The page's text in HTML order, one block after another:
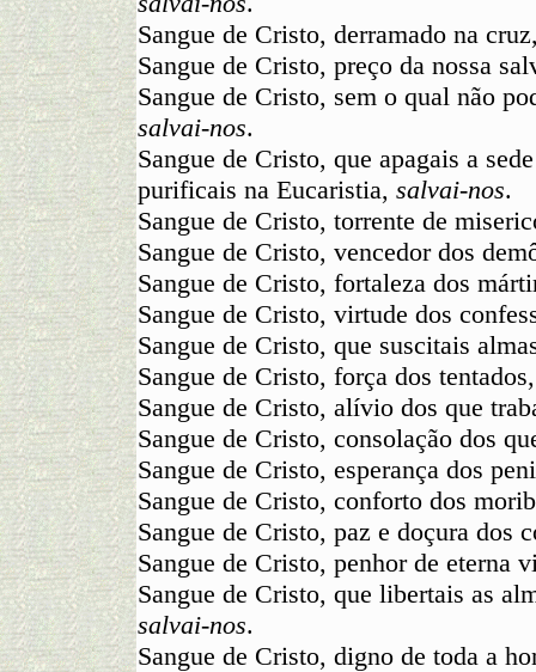
Sangue de Cristo, derramado na
Sangue de Cristo, preço da nossa
Sangue de Cristo, sem o qual não
salvai-nos.
Sangue de Cristo, que apagais a
purificais na Eucaristia, salvai-nos.
Sangue de Cristo, torrente de
Sangue de Cristo, vencedor dos
Sangue de Cristo, fortaleza dos
Sangue de Cristo, virtude dos
Sangue de Cristo, que suscitais
Sangue de Cristo, força dos
Sangue de Cristo, alívio dos que
Sangue de Cristo, consolação dos
Sangue de Cristo, esperança dos
Sangue de Cristo, conforto dos
Sangue de Cristo, paz e doçura dos
Sangue de Cristo, penhor de eterna
Sangue de Cristo, que libertais as
salvai-nos.
Sangue de Cristo, digno de toda a